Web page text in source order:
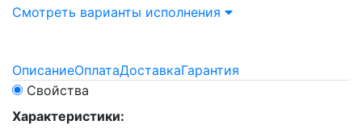
Смотреть варианты исполнения
ОписаниеОплатаДоставкаГарантия
Свойства
Характеристики: